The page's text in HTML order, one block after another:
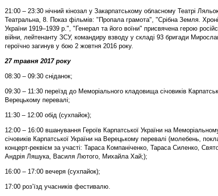
21:00 – 23:30 нічний кінозал у Закарпатському обласному Театрі
Театральна, 8. Показ фільмів: "Пропала грамота", "Срібна Земля.
України 1919–1939 р.", "Генерал та його воїни" присвячена герою
війни, лейтенанту ЗСУ, командиру взводу у складі 93 бригади
героїчно загинув у бою 2 жовтня 2016 року.
27 травня 2017 року
08:30 – 09:30 сніданок;
09:30 – 11:30 переїзд до Меморіального кладовища січовиків
Верецькому перевалі;
11:30 – 12:00 обід (сухпайок);
12:00 – 16:00 вшанування Героїв Карпатської України на
січовиків Карпатської України на Верецькому перевалі (молебень,
концерт-реквієм за участі: Тараса Компаніченко, Тараса Силенко,
Андрія Ляшука, Василя Лютого, Михайла Хай;);
16:00 – 17:00 вечеря (сухпайок);
17:00 роз’їзд учасників фестивалю.